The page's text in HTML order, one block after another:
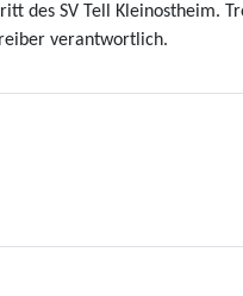
des SV Tell
verantwortlich.